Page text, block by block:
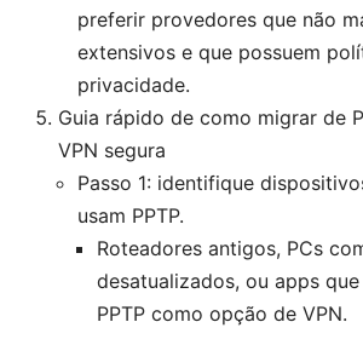
preferir provedores que não
extensivos e que possuem
privacidade.
Guia rápido de como migrar de
VPN segura
Passo 1: identifique
usam PPTP.
Roteadores antigos, PCs
desatualizados, ou apps
PPTP como opção de VPN.